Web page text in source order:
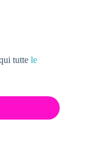
tutte le